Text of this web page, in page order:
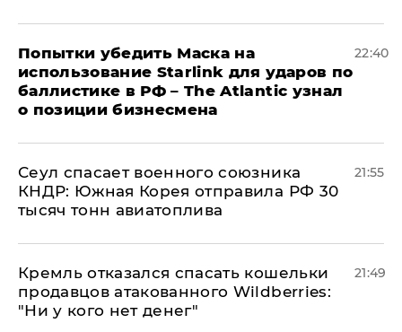
Попытки убедить Маска на
использование Starlink для ударов по
баллистике в РФ – The Atlantic узнал
о позиции бизнесмена
22:40
​Сеул спасает военного союзника
КНДР: Южная Корея отправила РФ 30
тысяч тонн авиатоплива
21:55
Кремль отказался спасать кошельки
продавцов атакованного Wildberries:
"Ни у кого нет денег"
21:49